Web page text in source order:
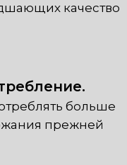
качество
больше
прежней